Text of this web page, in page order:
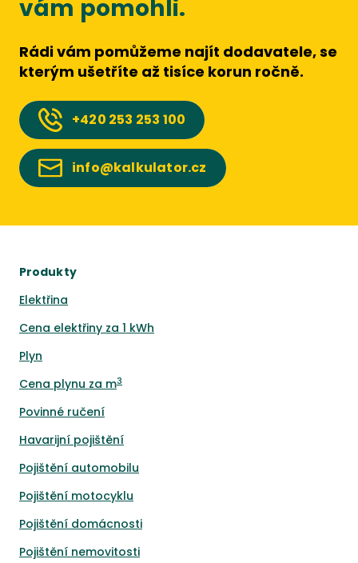
vám pomohli.
Rádi vám pomůžeme najít dodavatele, se
kterým ušetříte až tisíce korun ročně.
+420 253 253 100
info@kalkulator.cz
Produkty
Elektřina
Cena elektřiny za 1 kWh
Plyn
Cena plynu za m3
Povinné ručení
Havarijní pojištění
Pojištění automobilu
Pojištění motocyklu
Pojištění domácnosti
Pojištění nemovitosti